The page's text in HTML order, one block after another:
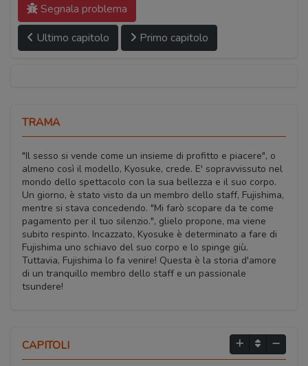
Segnala problema
Ultimo capitolo
Primo capitolo
TRAMA
"Il sesso si vende come un insieme di profitto e piacere", o
almeno così il modello, Kyosuke, crede. E' sopravvissuto nel
mondo dello spettacolo con la sua bellezza e il suo corpo.
Un giorno, è stato visto da un membro dello staff, Fujishima,
mentre si stava concedendo. "Mi farò scopare da te come
pagamento per il tuo silenzio.", glielo propone, ma viene
subito respinto. Incazzato, Kyosuke è determinato a fare di
Fujishima uno schiavo del suo corpo e lo spinge giù.
Tuttavia, Fujishima lo fa venire! Questa è la storia d'amore
di un tranquillo membro dello staff e un passionale
tsundere!
CAPITOLI